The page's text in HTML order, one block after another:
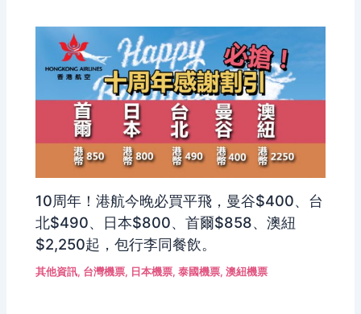
10周年！港航今晚必買平飛，曼谷$400、台
北$490、日本$800、首爾$858、澳紐
$2,250起，包行李同餐飲。
其他資訊, 台灣機票, 日本機票,泰國機票,澳紐機票